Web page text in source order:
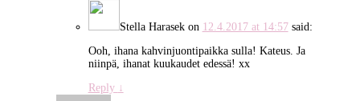
Stella Harasekon 12.4.2017 at 14:57 said:
Ooh, ihana kahvinjuontipaikka sulla! Kateus. Ja
niinpä, ihanat kuukaudet edessä! xx
Reply ↓